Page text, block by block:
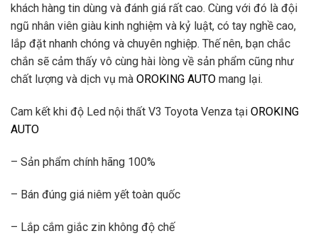
khách hàng tin dùng và đánh giá rất cao. Cùng với đó là đội
ngũ nhân viên giàu kinh nghiệm và kỷ luật, có tay nghề cao,
lắp đặt nhanh chóng và chuyên nghiệp. Thế nên, bạn chắc
chắn sẽ cảm thấy vô cùng hài lòng về sản phẩm cũng như
chất lượng và dịch vụ mà OROKING AUTO mang lại.
Cam kết khi độ Led nội thất V3 Toyota Venza tại OROKING
AUTO
– Sản phẩm chính hãng 100%
– Bán đúng giá niêm yết toàn quốc
– Lắp cắm giắc zin không độ chế